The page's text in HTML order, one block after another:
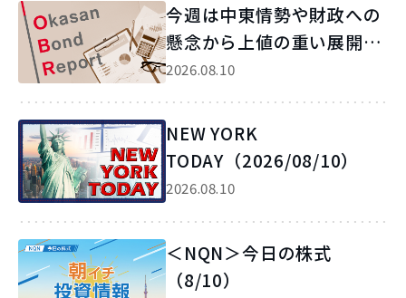
今週は中東情勢や財政への
懸念から上値の重い展開に
【Okasan Bond Report】
2026.08.10
NEW YORK
TODAY（2026/08/10）
2026.08.10
＜NQN＞今日の株式
（8/10）